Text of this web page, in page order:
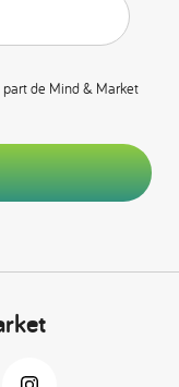
part de Mind & Market